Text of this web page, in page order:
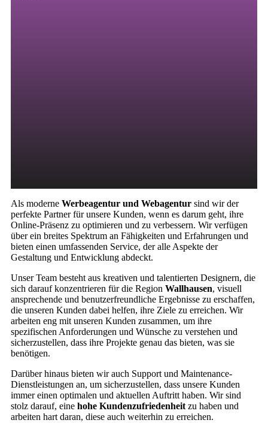
Als moderne Werbeagentur und Webagentur sind wir der
perfekte Partner für unsere Kunden, wenn es darum geht, ihre
Online-Präsenz zu optimieren und zu verbessern. Wir verfügen
über ein breites Spektrum an Fähigkeiten und Erfahrungen und
bieten einen umfassenden Service, der alle Aspekte der
Gestaltung und Entwicklung abdeckt.
Unser Team besteht aus kreativen und talentierten Designern, die
sich darauf konzentrieren für die Region Wallhausen, visuell
ansprechende und benutzerfreundliche Ergebnisse zu erschaffen,
die unseren Kunden dabei helfen, ihre Ziele zu erreichen. Wir
arbeiten eng mit unseren Kunden zusammen, um ihre
spezifischen Anforderungen und Wünsche zu verstehen und
sicherzustellen, dass ihre Projekte genau das bieten, was sie
benötigen.
Darüber hinaus bieten wir auch Support und Maintenance-
Dienstleistungen an, um sicherzustellen, dass unsere Kunden
immer einen optimalen und aktuellen Auftritt haben. Wir sind
stolz darauf, eine hohe Kundenzufriedenheit zu haben und
arbeiten hart daran, diese auch weiterhin zu erreichen.